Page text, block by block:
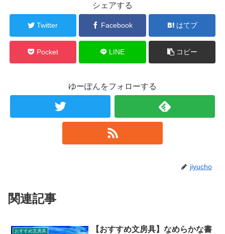
シェアする
Twitter Facebook はてブ
Pocket LINE コピー
ゆーぽんをフォローする
jiyucho
関連記事
おすすめ文房具
【おすすめ文房具】なめらかな書